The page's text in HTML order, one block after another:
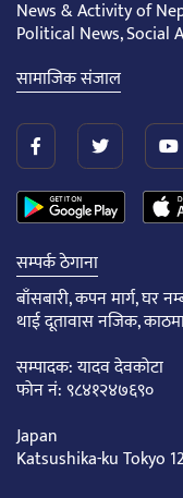
News & Activity of
Political News,
सामाजिक संजाल
सम्पर्क ठेगाना
बाँसबारी, कपन मार्ग, घर
थाई दूतावास नजिक,
सम्पादक: यादव देवकोटा
फोन नं: ९८४१२४७६९०
Japan
Katsushika-ku Tokyo